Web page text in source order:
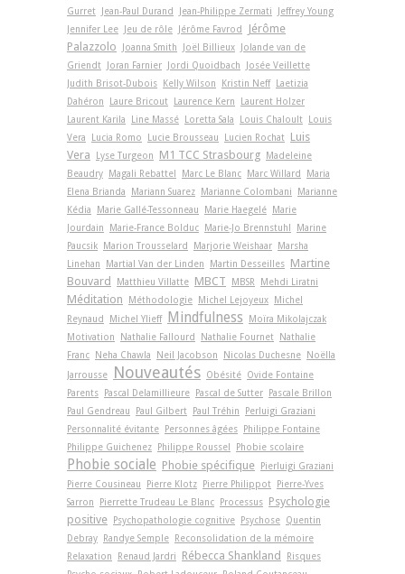
Gurret
Jean-Paul Durand Jean-Philippe Zermati
Jeffrey Young
Jennifer Lee
Jeu de rôle Jérôme Favrod
Jérôme
Palazzolo
Joanna Smith Joël Billieux
Jolande van de
Griendt
Joran Farnier Jordi Quoidbach
Josée Veillette
Judith Brisot-Dubois
Kelly Wilson Kristin Neff
Laetizia
Dahéron
Laure Bricout Laurence Kern
Laurent Holzer
Laurent Karila
Line Massé Loretta Sala Louis Chaloult
Louis
Vera
Lucia Romo Lucie Brousseau Lucien Rochat Luis
Vera
Lyse Turgeon M1 TCC Strasbourg
Madeleine
Beaudry
Magali Rebattel Marc Le Blanc Marc Willard
Maria
Elena Brianda
Mariann Suarez Marianne Colombani
Marianne
Kédia
Marie Gallé-Tessonneau Marie Haegelé
Marie
Jourdain
Marie-France Bolduc Marie-Jo Brennstuhl
Marine
Paucsik
Marion Trousselard Marjorie Weishaar
Marsha
Linehan
Martial Van der Linden Martin Desseilles Martine
Bouvard
Matthieu Villatte MBCT MBSR Mehdi Liratni
Méditation Méthodologie Michel Lejoyeux
Michel
Reynaud
Michel Ylieff Mindfulness
Moïra Mikolajczak
Motivation
Nathalie Fallourd Nathalie Fournet
Nathalie
Franc
Neha Chawla Neil Jacobson Nicolas Duchesne
Noëlla
Jarrousse
Nouveautés Obésité Ovide Fontaine
Parents
Pascal Delamillieure Pascal de Sutter
Pascale Brillon
Paul Gendreau
Paul Gilbert Paul Tréhin
Perluigi Graziani
Personnalité évitante
Personnes âgées
Philippe Fontaine
Philippe Guichenez
Philippe Roussel Phobie scolaire
Phobie sociale Phobie spécifique
Pierluigi Graziani
Pierre Cousineau
Pierre Klotz Pierre Philippot
Pierre-Yves
Sarron
Pierrette Trudeau Le Blanc Processus Psychologie
positive
Psychopathologie cognitive Psychose Quentin
Debray
Randye Semple
Reconsolidation de la mémoire
Relaxation
Renaud Jardri Rébecca Shankland
Risques